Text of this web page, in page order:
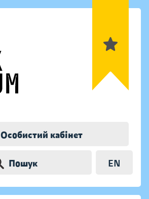
Особистий кабінет
Пошук EN